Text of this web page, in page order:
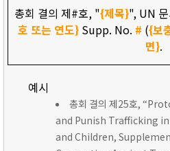
총회 결의 제#호, "{제목}", UN 문
호 또는 연도}Supp. No. # ({보
면}.
예시
총회 결의 제25호,
and Punish Trafficking
and Children,